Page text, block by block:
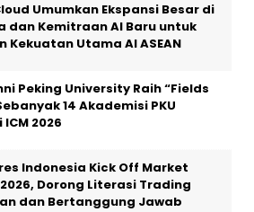
Umumkan Ekspansi Besar di
dan Kemitraan AI Baru untuk
Kekuatan Utama AI ASEAN
Peking University Raih “Fields
14 Akademisi PKU
2026
Indonesia Kick Off Market
Dorong Literasi Trading
dan Bertanggung Jawab